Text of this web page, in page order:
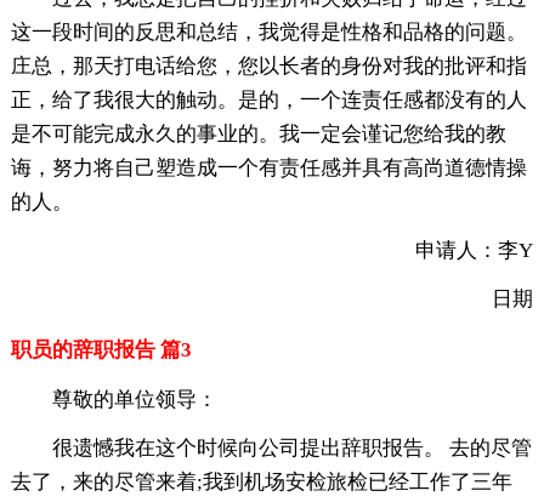
这一段时间的反思和总结，我觉得是性格和品格的问题。
庄总，那天打电话给您，您以长者的身份对我的批评和指
正，给了我很大的触动。是的，一个连责任感都没有的人
是不可能完成永久的事业的。我一定会谨记您给我的教
诲，努力将自己塑造成一个有责任感并具有高尚道德情操
的人。
申请人：李Y
日期
职员的辞职报告 篇3
尊敬的单位领导：
很遗憾我在这个时候向公司提出辞职报告。 去的尽管
去了，来的尽管来着;我到机场安检旅检已经工作了三年